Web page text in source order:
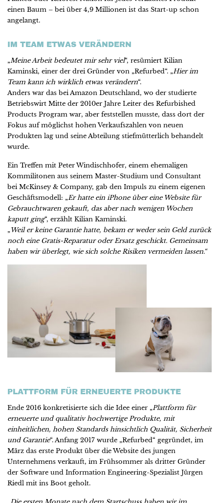
einen Baum – bei über 4,9 Millionen ist das Start-up schon
angelangt.
IM TEAM ETWAS VERÄNDERN
„Meine Arbeit bedeutet mir sehr viel“, resümiert Kilian
Kaminski, einer der drei Gründer von „Refurbed“. „Hier im
Team kann ich wirklich etwas verändern“.
Anders war das bei Amazon Deutschland, wo der studierte
Betriebswirt Mitte der 2010er Jahre Leiter des Refurbished
Products Program war, aber feststellen musste, dass dort der
Fokus auf möglichst hohen Verkaufszahlen von neuen
Produkten lag und seine Abteilung stiefmütterlich behandelt
wurde.
Ein Treffen mit Peter Windischhofer, einem ehemaligen
Kommilitonen aus seinem Master-Studium und Consultant
bei McKinsey & Company, gab den Impuls zu einem eigenen
Geschäftsmodell: „Er hatte ein iPhone über eine Website für
Gebrauchtwaren gekauft, das aber nach wenigen Wochen
kaputt ging“, erzählt Kilian Kaminski.
„Weil er keine Garantie hatte, bekam er weder sein Geld zurück
noch eine Gratis-Reparatur oder Ersatz geschickt. Gemeinsam
haben wir überlegt, wie sich solche Risiken vermeiden lassen.“
PLATTFORM FÜR ERNEUERTE PRODUKTE
Ende 2016 konkretisierte sich die Idee einer „Plattform für
erneuerte und qualitativ hochwertige Produkte, mit
einheitlichen, hohen Standards hinsichtlich Qualität, Sicherheit
und Garantie“. Anfang 2017 wurde „Refurbed“ gegründet, im
März das erste Produkt über die Website des jungen
Unternehmens verkauft, im Frühsommer als dritter Gründer
der Software und Information Engineering-Spezialist Jürgen
Riedl mit ins Boot geholt.